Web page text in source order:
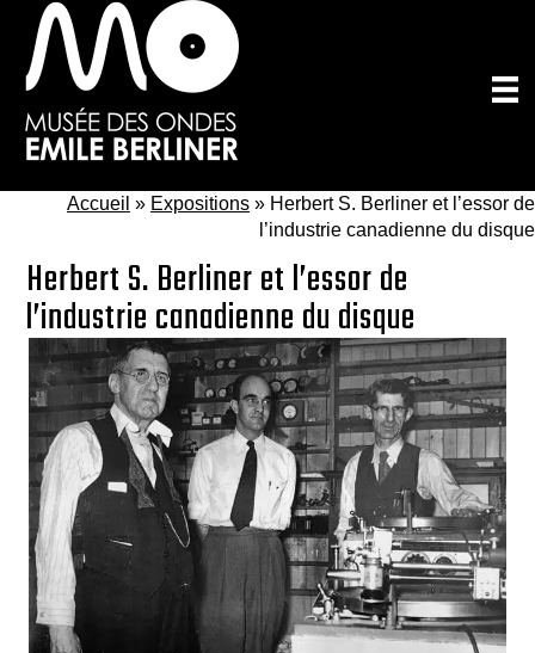
Passer
au
contenu
principal
Accueil » Expositions » Herbert S. Berliner et l’essor de
l’industrie canadienne du disque
Herbert S. Berliner et l’essor de
l’industrie canadienne du disque